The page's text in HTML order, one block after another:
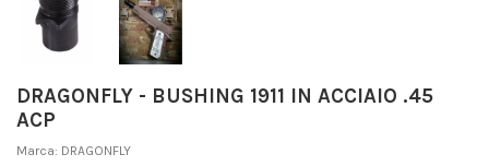
DRAGONFLY - BUSHING 1911 IN ACCIAIO .45
ACP
Marca: DRAGONFLY